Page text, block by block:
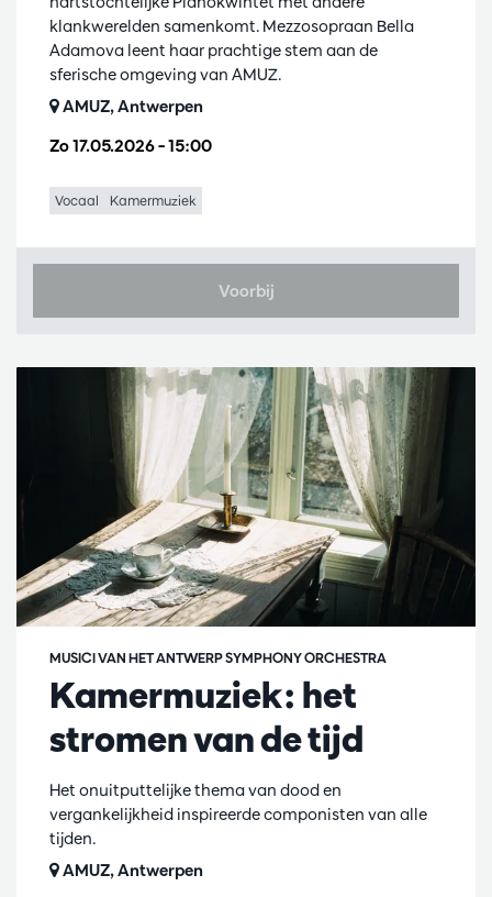
Zo 17.05.2026– 15:00
klankwerelden samenkomt. Mezzosopraan Bella
Adamova leent haar prachtige stem aan de
sferische omgeving van AMUZ.
AMUZ, Antwerpen
Vocaal Kamermuziek
Voorbij
Kamermuziek: het
stromen van de tijd
MUSICI VAN HET ANTWERP SYMPHONY ORCHESTRA
Het onuitputtelijke thema van dood en
vergankelijkheid inspireerde componisten van alle
tijden.
AMUZ, Antwerpen